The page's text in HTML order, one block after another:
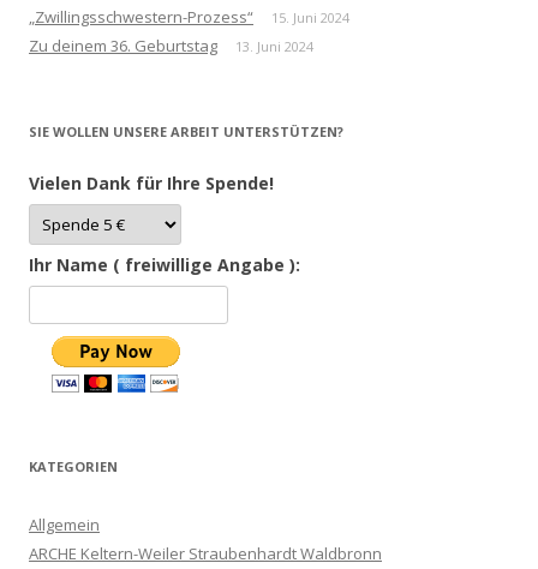
„Zwillingsschwestern-Prozess“
15. Juni 2024
Zu deinem 36. Geburtstag 13. Juni 2024
SIE WOLLEN UNSERE ARBEIT UNTERSTÜTZEN?
Vielen Dank für Ihre Spende!
Ihr Name ( freiwillige Angabe ):
KATEGORIEN
Allgemein
ARCHE Keltern-Weiler Straubenhardt Waldbronn